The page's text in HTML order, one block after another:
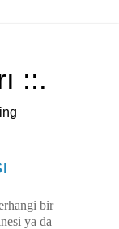
::.
bir
ya da